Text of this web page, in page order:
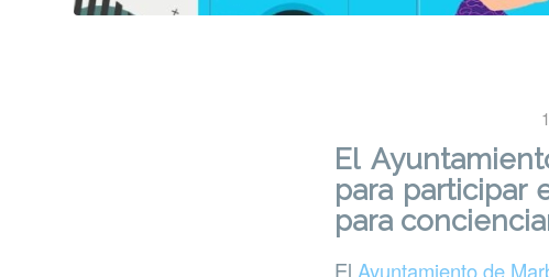
El
para participar
para
El Ayuntamiento de